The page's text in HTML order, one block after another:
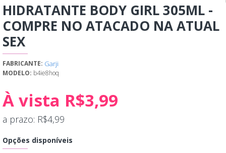
HIDRATANTE BODY GIRL 305ML -
COMPRE NO ATACADO NA ATUAL
SEX
À vista R$3,99
a prazo: R$4,99
FABRICANTE: Garji
MODELO: b4ie8hoq
Opções disponíveis